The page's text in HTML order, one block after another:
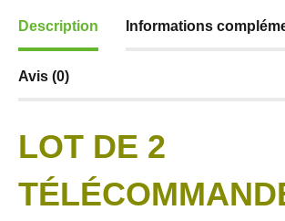
Description Informations
Avis (0)
LOT DE 2